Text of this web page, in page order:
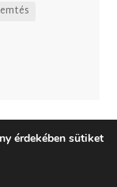
érdekében sütiket